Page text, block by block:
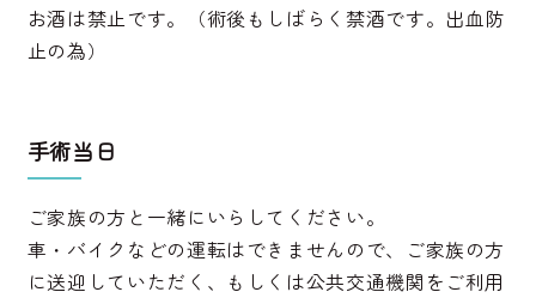
お酒は禁止です。（術後もしばらく禁酒です。出血防
止の為）
手術当日
ご家族の方と一緒にいらしてください。
車・バイクなどの運転はできませんので、ご家族の方
に送迎していただく、もしくは公共交通機関をご利用